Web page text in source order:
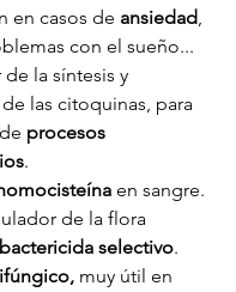
en casos de ansiedad
con el sueño...
la síntesis y
las citoquinas, para
procesos
.
en sangre.
de la flora
bactericida selectivo.
muy útil en